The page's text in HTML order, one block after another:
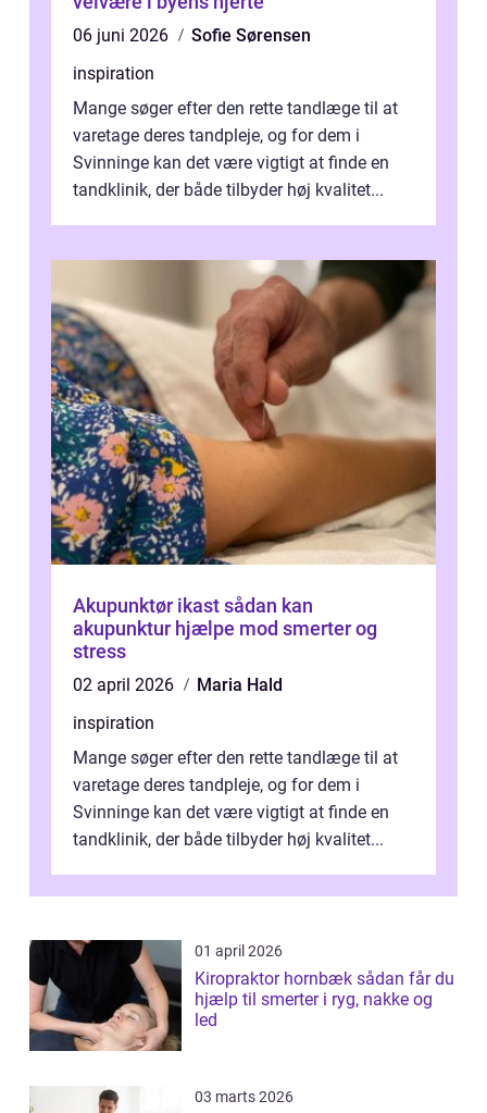
06 juni 2026
Sofie Sørensen
inspiration
Mange søger efter den rette tandlæge til at
varetage deres tandpleje, og for dem i
Svinninge kan det være vigtigt at finde en
tandklinik, der både tilbyder høj kvalitet...
Akupunktør ikast sådan kan
akupunktur hjælpe mod smerter og
stress
02 april 2026
Maria Hald
inspiration
Mange søger efter den rette tandlæge til at
varetage deres tandpleje, og for dem i
Svinninge kan det være vigtigt at finde en
tandklinik, der både tilbyder høj kvalitet...
01 april 2026
Kiropraktor hornbæk sådan får du
hjælp til smerter i ryg, nakke og
led
03 marts 2026